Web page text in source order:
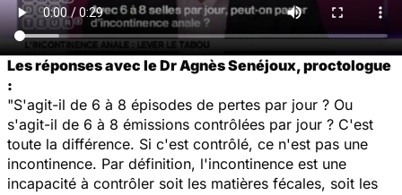
Les réponses avec le Dr Agnès Senéjoux, proctologue
:
"S'agit-il de 6 à 8 épisodes de pertes par jour ? Ou
s'agit-il de 6 à 8 émissions contrôlées par jour ? C'est
toute la différence. Si c'est contrôlé, ce n'est pas une
incontinence. Par définition, l'incontinence est une
incapacité à contrôler soit les matières fécales, soit les